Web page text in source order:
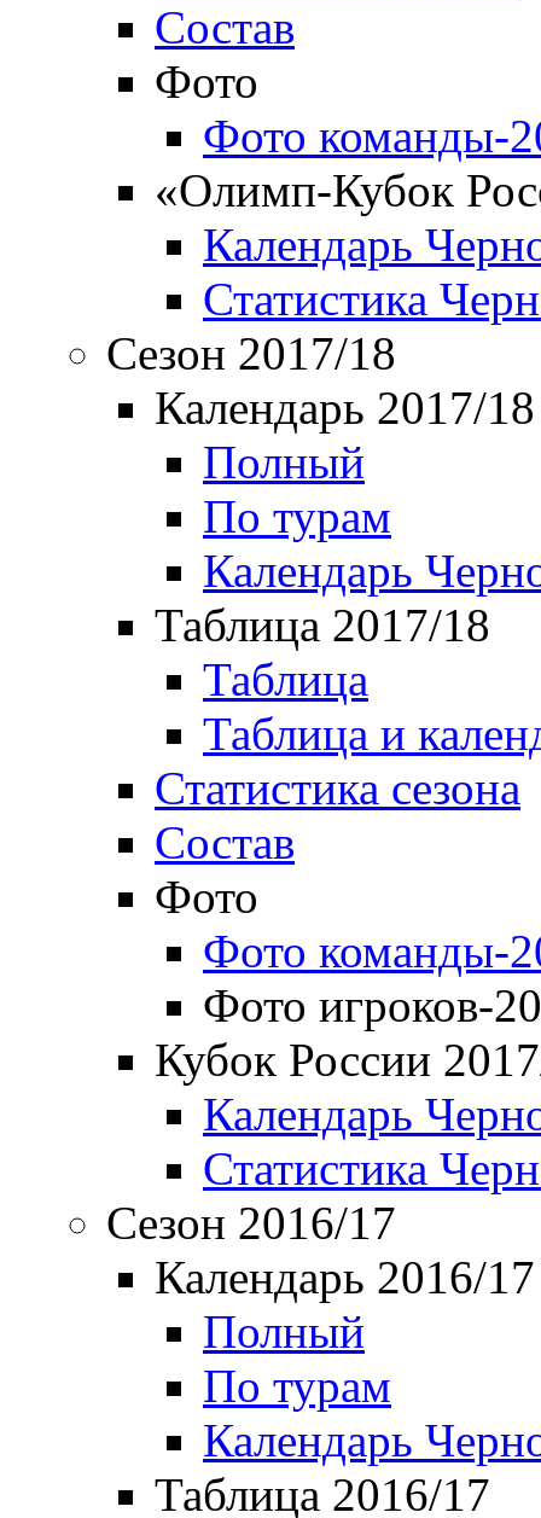
Состав
Фото
Фото команды-
«Олимп-Кубок
Календарь
Статистика
Сезон 2017/18
Календарь 2017/18
Полный
По турам
Календарь
Таблица 2017/18
Таблица
Таблица и
Статистика сезона
Состав
Фото
Фото команды-
Фото игроков-
Кубок России
Календарь
Статистика
Сезон 2016/17
Календарь 2016/17
Полный
По турам
Календарь
Таблица 2016/17